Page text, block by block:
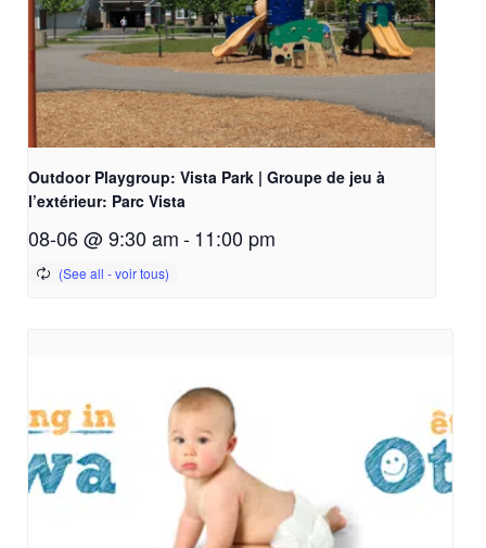
Outdoor Playgroup: Vista Park | Groupe de jeu à
l’extérieur: Parc Vista
08-06 @ 9:30 am-11:00 pm